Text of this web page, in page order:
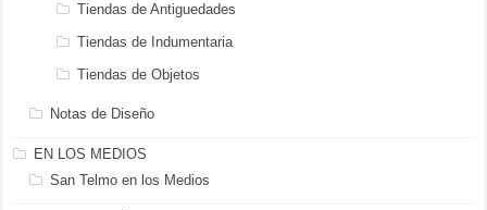
Tiendas de Antiguedades
Tiendas de Indumentaria
Tiendas de Objetos
Notas de Diseño
EN LOS MEDIOS
San Telmo en los Medios